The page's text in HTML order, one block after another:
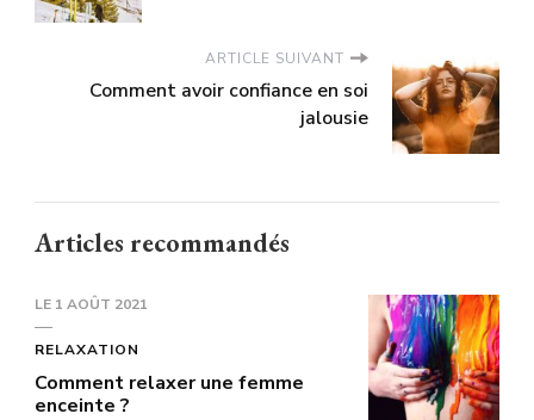
ARTICLE SUIVANT
Comment avoir confiance en soi
jalousie
Articles recommandés
LE 1 AOÛT 2021
RELAXATION
Comment relaxer une femme
enceinte ?